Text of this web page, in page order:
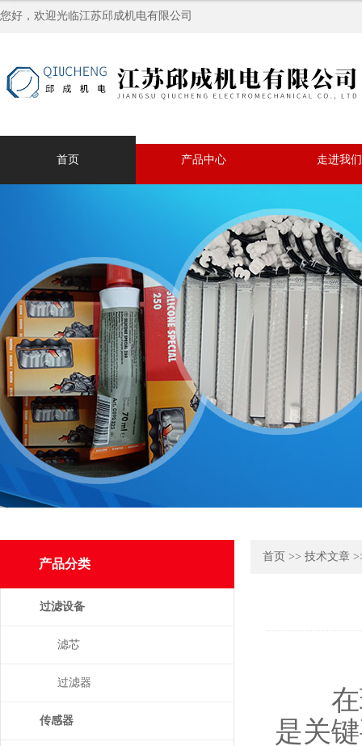
您好，欢迎光临江苏邱成机电有限公司
首页 产品中心 走进我们
产品分类
过滤设备
滤芯
过滤器
传感器
首页 >> 技术文章
在现
是关